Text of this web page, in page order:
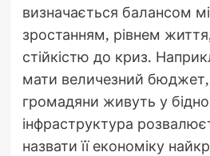
визначається балансом
зростанням, рівнем
стійкістю до криз.
мати величезний бюджет,
громадяни живуть у
інфраструктура
назвати її економіку